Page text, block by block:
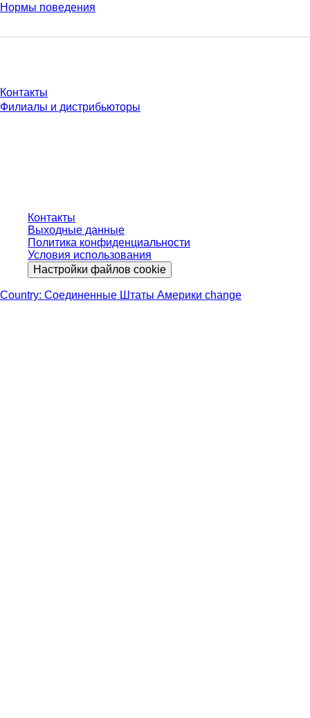
Нормы поведения
Контакты
Филиалы и дистрибьюторы
Контакты
Выходные данные
Политика конфиденциальности
Условия использования
Настройки файлов cookie
Country: Соединенные Штаты Америки change